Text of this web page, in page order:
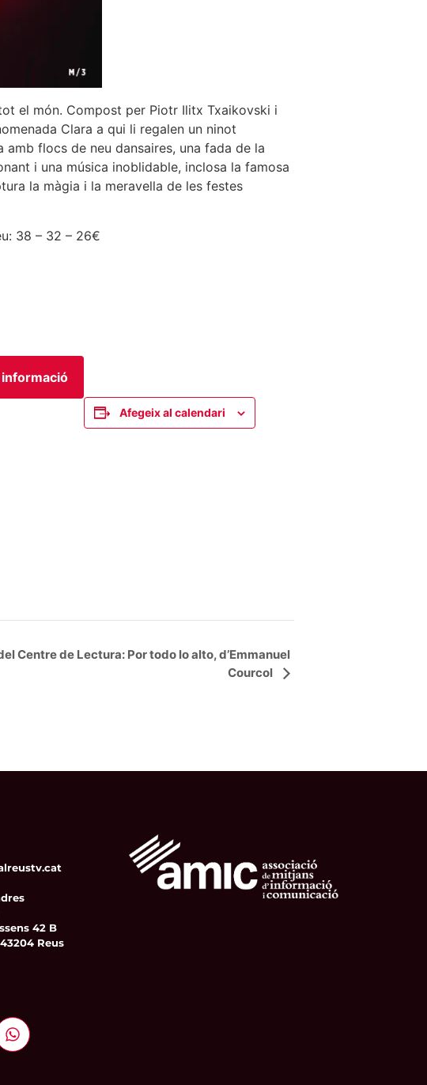
el món. Compost per Piotr Ilitx Txaikovski i
Clara a qui li regalen un ninot
amb flocs de neu dansaires, una fada de la
i una música inoblidable, inclosa la famosa
la màgia i la meravella de les festes
38 – 32 – 26€
Afegeix al calendari
Centre de Lectura: Por todo lo alto, d’Emmanuel
Courcol
42 B
Reus